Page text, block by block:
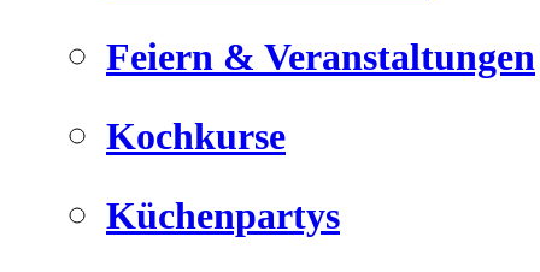
Feiern & Veranstaltungen
Kochkurse
Küchenpartys